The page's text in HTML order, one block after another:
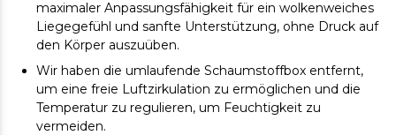
maximaler Anpassungsfähigkeit für ein wolkenweiches
Liegegefühl und sanfte Unterstützung, ohne Druck auf
den Körper auszuüben.
Wir haben die umlaufende Schaumstoffbox entfernt,
um eine freie Luftzirkulation zu ermöglichen und die
Temperatur zu regulieren, um Feuchtigkeit zu
vermeiden.